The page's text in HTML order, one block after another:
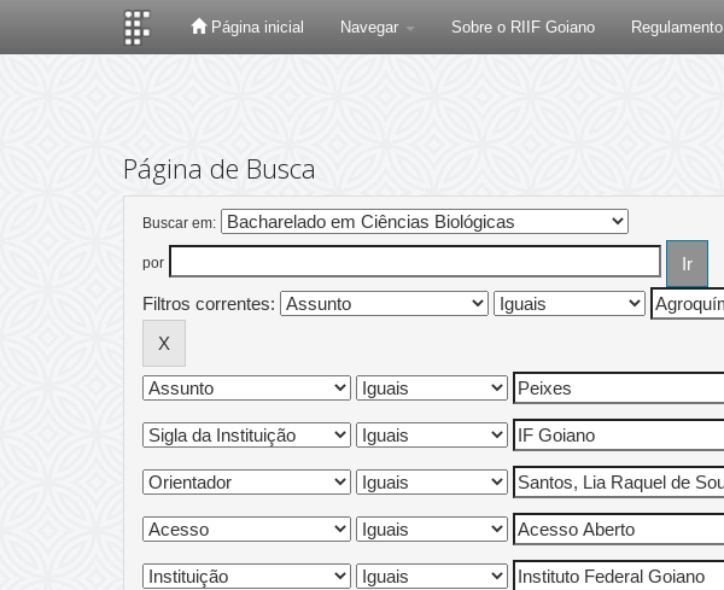
Página inicial Navegar Sobre o RIIF Goiano Regulamento
Página de Busca
Buscar em:
por
Filtros correntes: